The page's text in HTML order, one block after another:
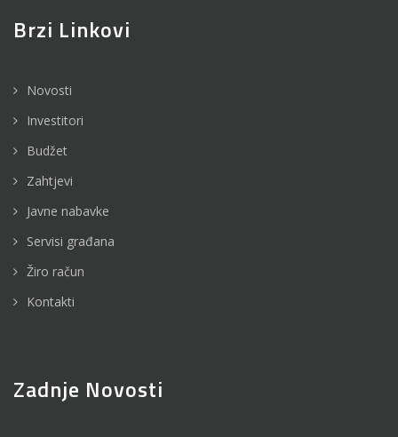
Brzi Linkovi
Novosti
Investitori
Budžet
Zahtjevi
Javne nabavke
Servisi građana
Žiro račun
Kontakti
Zadnje Novosti